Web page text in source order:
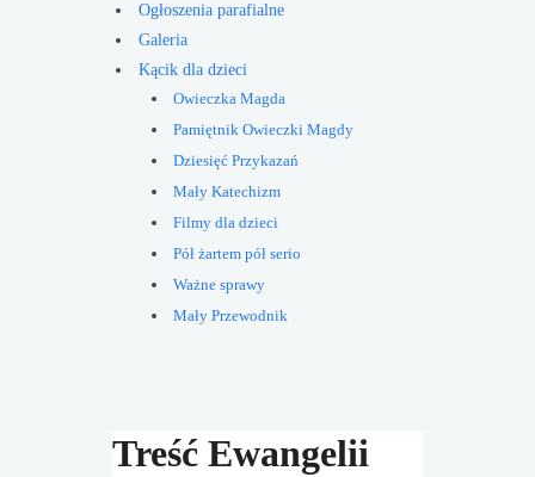
Ogłoszenia parafialne
Galeria
Kącik dla dzieci
Owieczka Magda
Pamiętnik Owieczki Magdy
Dziesięć Przykazań
Mały Katechizm
Filmy dla dzieci
Pół żartem pół serio
Ważne sprawy
Mały Przewodnik
Treść Ewangelii